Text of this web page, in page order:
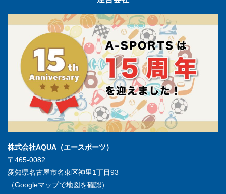
株式会社AQUA（エースポーツ）
〒465-0082
愛知県名古屋市名東区神里1丁目93
（Googleマップで地図を確認）